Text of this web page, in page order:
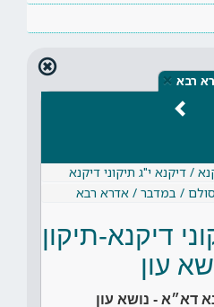
רבא ×
/ דיקנא י"ג תיקוני דיקנא
/ במדבר / אדרא רבא
דיקנא-תיקון
עון
דא״א - נושא עון